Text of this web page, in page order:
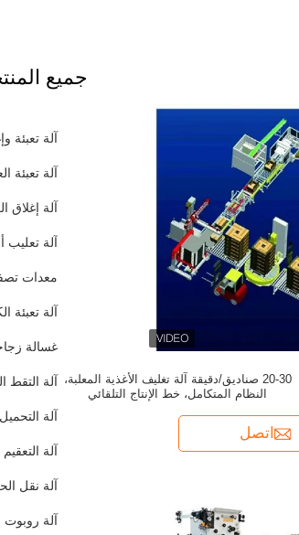
جميع
آلة تعبئة
آلة تعبئة
آلة إغلاق
آلة تعليب
معدات
آلة تعبئة
غسالة
آلة التقط
آلة
آلة التعقيم
آلة نقل
آلة روبوت
20-30 صناديق/دقيقة آلة تغليف الأغذية المعلبة،
النظام المتكامل، خط الإنتاج التلقائي
اتصل